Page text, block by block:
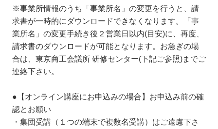
※事業所情報のうち「事業所名」の変更を行うと、請
求書が一時的にダウンロードできなくなります。「事
業所名」の変更手続き後２営業日以内(目安)に、再度、
請求書のダウンロードが可能となります。お急ぎの場
合は、東京商工会議所 研修センター(下記ご参照)までご
連絡下さい。
●【オンライン講座にお申込みの場合】お申込み前の確
認とお願い
・集団受講（１つの端末で複数名受講）はご遠慮下さ